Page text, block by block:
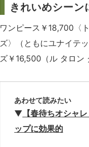
きれいめシーン
ワンピース￥18,700〈
ズ〉（ともにユナイテ
ズ￥16,500（ル タロン
あわせて読みたい
▼ 【春待ちオシャ
ップに効果的